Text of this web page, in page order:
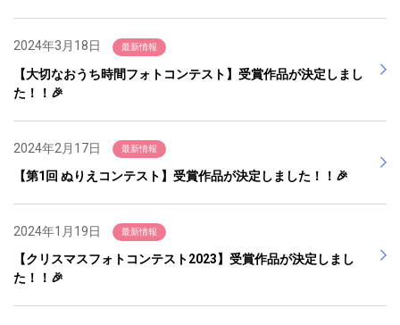
2024年3月18日 最新情報
【大切なおうち時間フォトコンテスト】受賞作品が決定しまし
た！！🎉
2024年2月17日 最新情報
【第1回 ぬりえコンテスト】受賞作品が決定しました！！🎉
2024年1月19日 最新情報
【クリスマスフォトコンテスト2023】受賞作品が決定しまし
た！！🎉